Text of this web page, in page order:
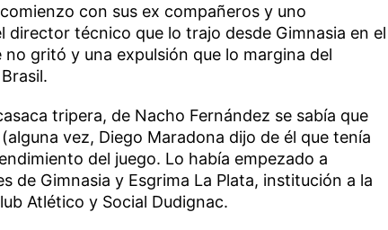
con sus ex compañeros y uno
director técnico que lo trajo desde Gimnasia en el
gritó y una expulsión que lo margina del
tripera, de Nacho Fernández se sabía que
vez, Diego Maradona dijo de él que tenía
del juego. Lo había empezado a
de Gimnasia y Esgrima La Plata, institución a la
Atlético y Social Dudignac.